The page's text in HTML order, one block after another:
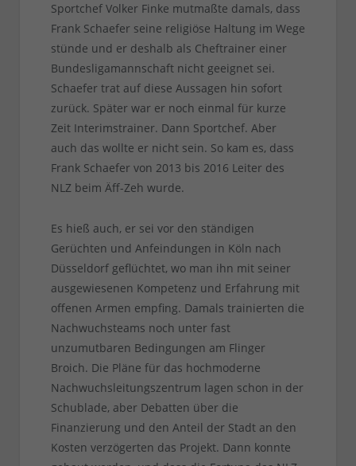
Sportchef Volker Finke mutmaßte damals, dass
Frank Schaefer seine religiöse Haltung im Wege
stünde und er deshalb als Cheftrainer einer
Bundesligamannschaft nicht geeignet sei.
Schaefer trat auf diese Aussagen hin sofort
zurück. Später war er noch einmal für kurze
Zeit Interimstrainer. Dann Sportchef. Aber
auch das wollte er nicht sein. So kam es, dass
Frank Schaefer von 2013 bis 2016 Leiter des
NLZ beim Äff-Zeh wurde.
Es hieß auch, er sei vor den ständigen
Gerüchten und Anfeindungen in Köln nach
Düsseldorf geflüchtet, wo man ihn mit seiner
ausgewiesenen Kompetenz und Erfahrung mit
offenen Armen empfing. Damals trainierten die
Nachwuchsteams noch unter fast
unzumutbaren Bedingungen am Flinger
Broich. Die Pläne für das hochmoderne
Nachwuchsleitungszentrum lagen schon in der
Schublade, aber Debatten über die
Finanzierung und den Anteil der Stadt an den
Kosten verzögerten das Projekt. Dann konnte